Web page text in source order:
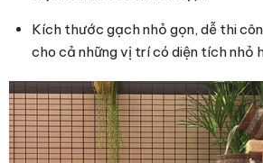
Kích thước gạch nhỏ gọn, dễ thi
cho cả những vị trí có diện tích nhỏ